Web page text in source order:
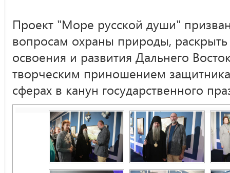
Проект "Море русской души"
вопросам охраны природы,
освоения и развития Дальнего
творческим приношением
сферах в канун государственного